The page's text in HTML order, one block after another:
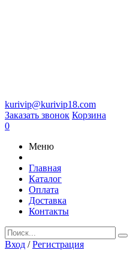
kurivip@kurivip18.com
Заказать звонок Корзина
0
Меню
Главная
Каталог
Оплата
Доставка
Контакты
Вход /Регистрация